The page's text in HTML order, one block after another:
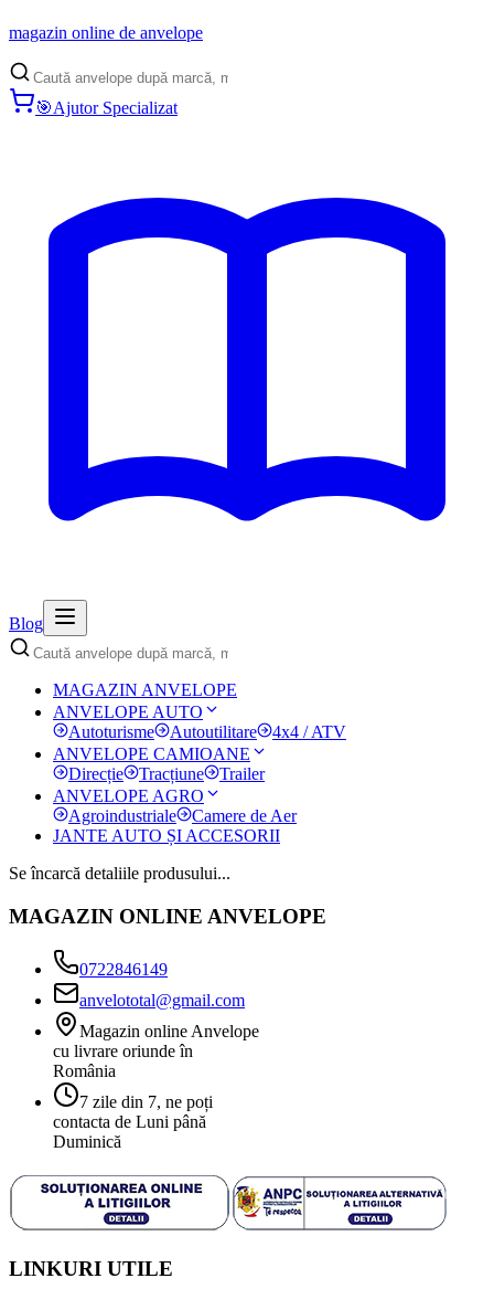
magazin online de anvelope
🎯Ajutor Specializat
Blog
MAGAZIN ANVELOPE
ANVELOPE AUTO
Autoturisme
Autoutilitare
4x4 / ATV
ANVELOPE CAMIOANE
Direcție
Tracțiune
Trailer
ANVELOPE AGRO
Agroindustriale
Camere de Aer
JANTE AUTO ȘI ACCESORII
Se încarcă detaliile produsului...
MAGAZIN ONLINE ANVELOPE
0722846149
anvelototal@gmail.com
Magazin online Anvelope
cu livrare oriunde în
România
7 zile din 7, ne poți
contacta de Luni până
Duminică
LINKURI UTILE